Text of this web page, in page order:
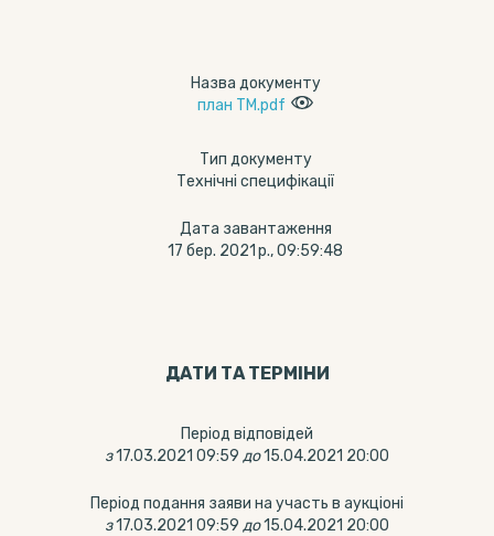
Назва документу
план ТМ.pdf
Тип документу
Технічні специфікації
Дата завантаження
17 бер. 2021 р., 09:59:48
ДАТИ ТА ТЕРМIНИ
Період відповідей
з17.03.2021 09:59 до15.04.2021 20:00
Період подання заяви на участь в аукціоні
з17.03.2021 09:59 до15.04.2021 20:00